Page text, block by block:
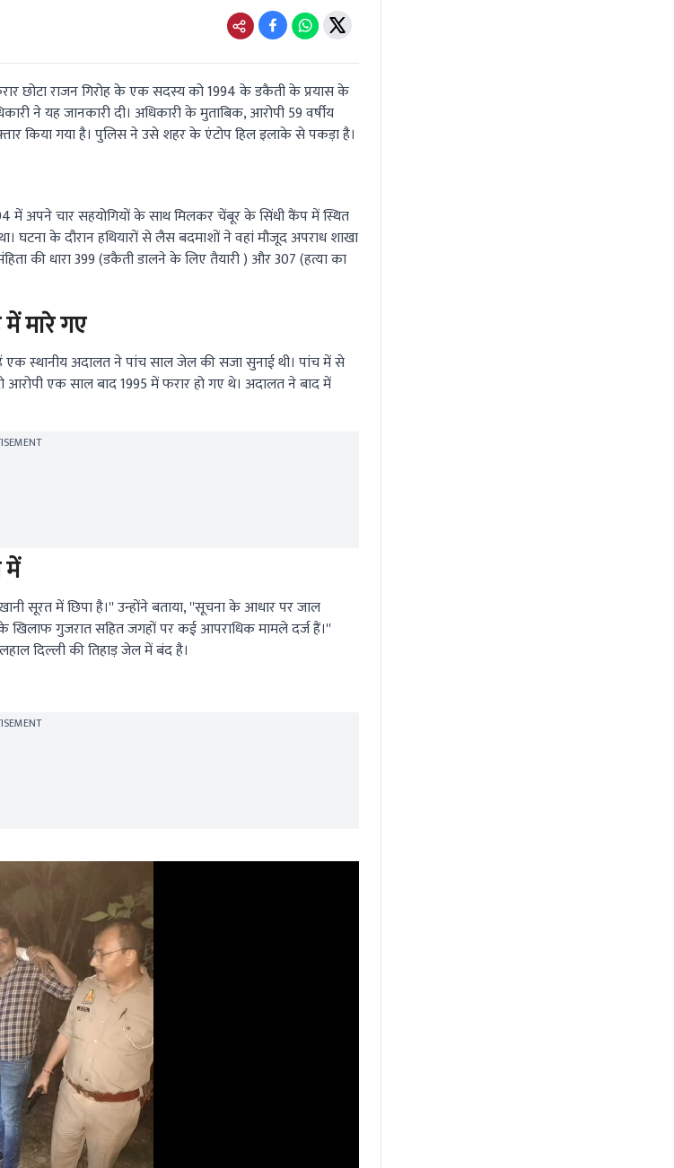
छोटा राजन गिरोह के एक सदस्य को 1994 के डकैती के प्रयास के
ने यह जानकारी दी। अधिकारी के मुताबिक, आरोपी 59 वर्षीय
किया गया है। पुलिस ने उसे शहर के एंटोप हिल इलाके से पकड़ा है।
में अपने चार सहयोगियों के साथ मिलकर चेंबूर के सिंधी कैंप में स्थित
के दौरान हथियारों से लैस बदमाशों ने वहां मौजूद अपराध शाखा
की धारा 399 (डकैती डालने के लिए तैयारी ) और 307 (हत्या का
मारे गए
एक स्थानीय अदालत ने पांच साल जेल की सजा सुनाई थी। पांच में से
एक साल बाद 1995 में फरार हो गए थे। अदालत ने बाद में
में
सूरत में छिपा है।'' उन्होंने बताया, ''सूचना के आधार पर जाल
खिलाफ गुजरात सहित जगहों पर कई आपराधिक मामले दर्ज हैं।''
दिल्ली की तिहाड़ जेल में बंद है।